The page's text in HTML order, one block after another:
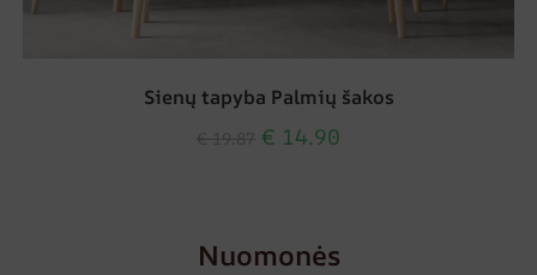
Sienų tapyba Palmių šakos
€ 14.90
Nuomonės